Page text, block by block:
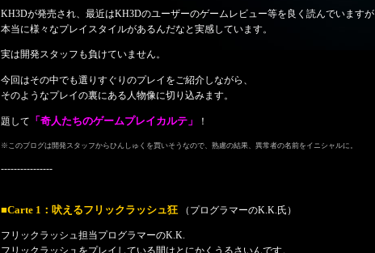
KH3Dが発売され、最近はKH3Dのユーザーのゲームレビュー等を良く読んでいます
本当に様々なプレイスタイルがあるんだなと実感しています。
実は開発スタッフも負けていません。
今回はその中でも選りすぐりのプレイをご紹介しながら、
そのようなプレイの裏にある人物像に切り込みます。
題して 「奇人たちのゲームプレイカルテ」 ！
※このブログは開発スタッフからひんしゅくを買いそうなので、熟慮の結果、異常者の名前をイニシャルに。
----------------
■Carte 1：吠えるフリックラッシュ狂 （プログラマーのK.K.氏）
フリックラッシュ担当プログラマーのK.K.